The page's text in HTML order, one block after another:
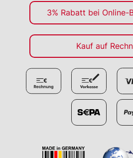
3% Rabatt bei Online-
Kauf auf